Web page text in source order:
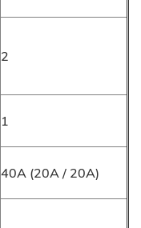
2
1
40A (20A / 20A)